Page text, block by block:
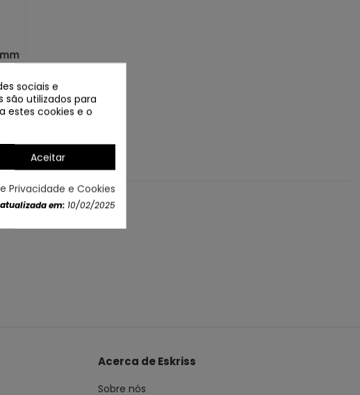
Acerca de Eskriss
Sobre nós
sociais e
são utilizados para
estes cookies e o
Aceitar
Privacidade e Cookies
em: 10/02/2025